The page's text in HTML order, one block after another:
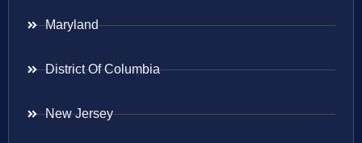
Maryland
District Of Columbia
New Jersey